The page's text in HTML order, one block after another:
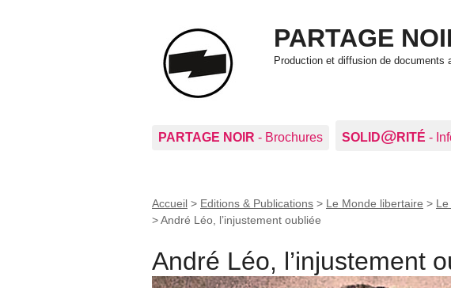
PARTAGE
Production et diffusion de documents
PARTAGE NOIR - Brochures SOLID@RITÉ -
Accueil > Editions & Publications > Le Monde libertaire >
>André Léo, l’injustement oubliée
André Léo, l’injustement